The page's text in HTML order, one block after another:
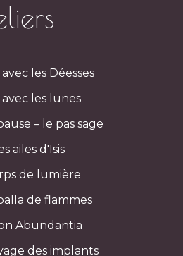
les Déesses
avec les lunes
– le pas sage
ailes d'Isis
de lumière
de flammes
Abundantia
des implants